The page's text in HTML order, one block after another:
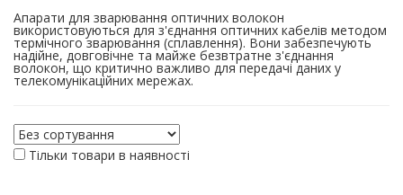
Апарати для зварювання оптичних волокон
використовуються для з'єднання оптичних кабелів методом
термічного зварювання (сплавлення). Вони забезпечують
надійне, довговічне та майже безвтратне з'єднання
волокон, що критично важливо для передачі даних у
телекомунікаційних мережах.
Тільки товари в наявності